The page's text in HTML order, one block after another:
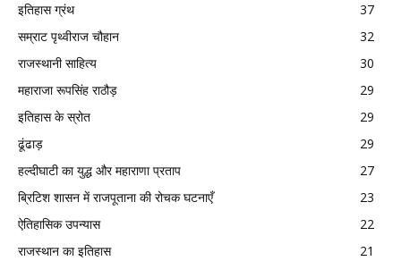
इतिहास ग्रंथ
37
सम्राट पृथ्वीराज चौहान
32
राजस्थानी साहित्य
30
महाराजा रूपसिंह राठौड़
29
इतिहास के स्रोत
29
ढूंढाड़
29
हल्दीघाटी का युद्ध और महाराणा प्रताप
27
ब्रिटिश शासन में राजपूताना की रोचक घटनाएँ
23
ऐतिहासिक उपन्यास
22
राजस्थान का इतिहास
21